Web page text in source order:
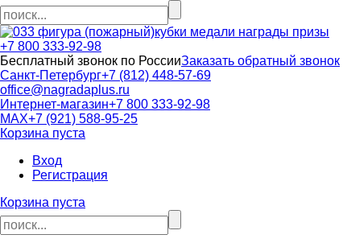
кубки медали награды призы
+7 800 333-92-98
Бесплатный звонок по РоссииЗаказать обратный звонок
Санкт-Петербург+7 (812) 448-57-69
office@nagradaplus.ru
Интернет-магазин+7 800 333-92-98
MAX+7 (921) 588-95-25
Корзина пуста
Вход
Регистрация
Корзина пуста